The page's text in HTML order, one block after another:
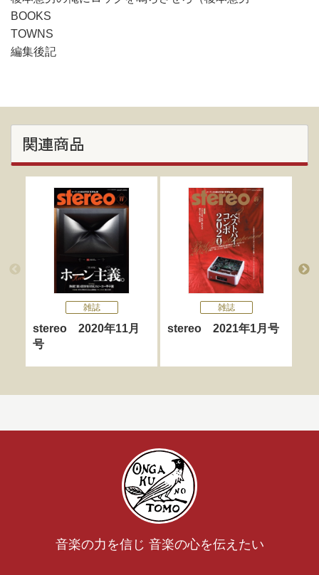
BOOKS
TOWNS
編集後記
関連商品
雑誌
stereo 2020年11月
号
雑誌
stereo 2021年1月号
音楽の力を信じ 音楽の心を伝えたい